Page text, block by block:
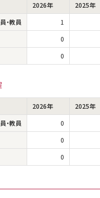
2026年 2025年
・教員
1
0
0
2026年 2025年
・教員
0
0
0